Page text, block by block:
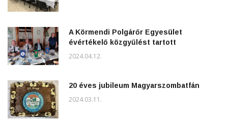
A Körmendi Polgárőr Egyesület
évértékelő közgyűlést tartott
2024.04.12.
20 éves jubileum Magyarszombatfán
2024.03.11.